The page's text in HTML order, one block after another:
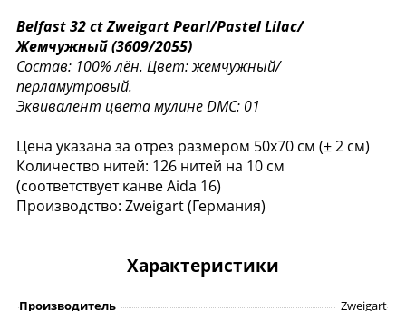
Belfast 32 ct Zweigart Pearl/Pastel Lilac/
Жемчужный (3609/2055)
Состав: 100% лён. Цвет: жемчужный/
перламутровый.
Эквивалент цвета мулине DMC: 01
Цена указана за отрез размером 50х70 см (± 2 см)
Количество нитей: 126 нитей на 10 см
(соответствует канве Aida 16)
Производство: Zweigart (Германия)
Характеристики
Производитель Zweigart